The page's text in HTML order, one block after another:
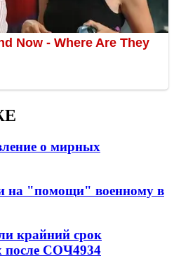
о мирных
"помощи" военному в
крайний срок
после СОЧ4934